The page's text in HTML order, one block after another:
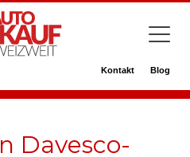
Kontakt Blog
Davesco-